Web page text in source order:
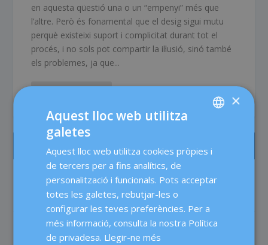
en aquesta qüestió una o un “empenyi” més que
l’altre. Però és fonamental que el desig sigui mutu
perquè existeixi suport i complicitat durant tot el
procés, i no sols pot compartir la il·lusió, sinó també
els problemes, ja que...
ELS MÉS LLEGITS
Test prenatal no invasiu: més precisió,
menys dubtes
Maternitat
A l’estiu, augmenta el risc d’infeccions
vaginals i urinàries?
CATALÀ
DEUTSCH
×
Aquest lloc web utilitza
galetes
Aquest lloc web utilitza cookies pròpies i
de tercers per a fins analítics, de
personalització i funcionals. Pots acceptar
totes les galetes, rebutjar-les o
configurar les teves preferències. Per a
més informació, consulta la nostra Política
de privadesa. Llegir-ne més